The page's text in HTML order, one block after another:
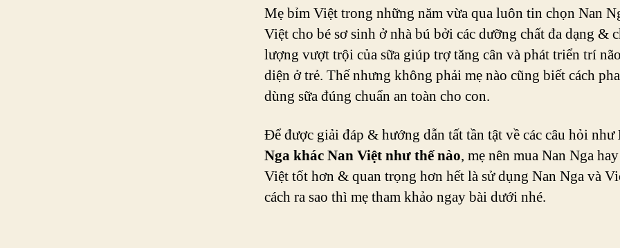
Mẹ bỉm Việt trong những năm vừa qua luôn tin chọn Nan
Việt cho bé sơ sinh ở nhà bú bởi các dưỡng chất đa dạng &
lượng vượt trội của sữa giúp trợ tăng cân và phát triển trí
diện ở trẻ. Thế nhưng không phải mẹ nào cũng biết cách
dùng sữa đúng chuẩn an toàn cho con.
Để được giải đáp & hướng dẫn tất tần tật về các câu hỏi như
Nga khác Nan Việt như thế nào, mẹ nên mua Nan Nga
Việt tốt hơn & quan trọng hơn hết là sử dụng Nan Nga và
cách ra sao thì mẹ tham khảo ngay bài dưới nhé.